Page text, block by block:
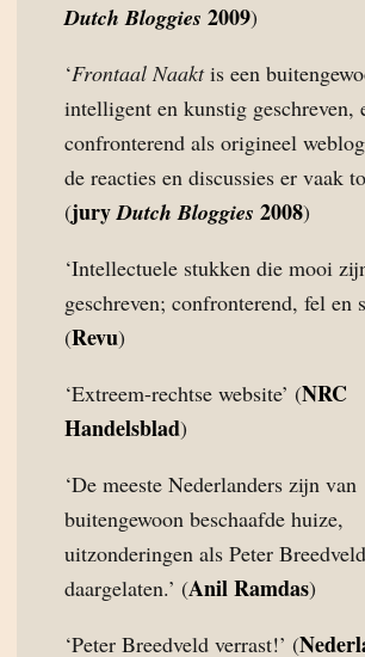
Dutch Bloggies 2009)
‘Frontaal Naaktis een
intelligent en kunstig geschreven,
confronterend als origineel
de reacties en discussies er vaak
(juryDutch Bloggies 2008)
‘Intellectuele stukken die mooi
geschreven; confronterend, fel en
(Revu)
‘Extreem-rechtse website’ (NRC
Handelsblad)
‘De meeste Nederlanders zijn van
buitengewoon beschaafde huize,
uitzonderingen als Peter Breedveld
daargelaten.’ (Anil Ramdas)
‘Peter Breedveld verrast!’ (